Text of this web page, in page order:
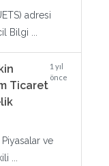
adresi
Bilgi ...
Ticaret
1 yıl
önce
Piyasalar ve
...